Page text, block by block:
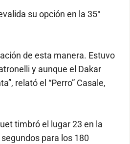
su opción en la 35°
de esta manera. Estuvo
y aunque el Dakar
relató el “Perro” Casale,
timbró el lugar 23 en la
para los 180